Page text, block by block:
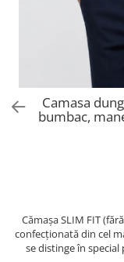
Camasa
bumbac,
Cămașa SLIM FIT
confecționată din cel
se distinge în